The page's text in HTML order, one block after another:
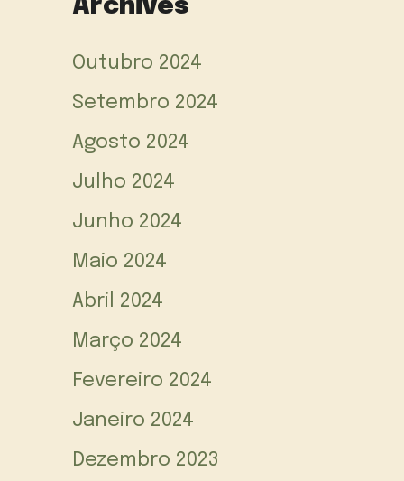
Archives
Outubro 2024
Setembro 2024
Agosto 2024
Julho 2024
Junho 2024
Maio 2024
Abril 2024
Março 2024
Fevereiro 2024
Janeiro 2024
Dezembro 2023